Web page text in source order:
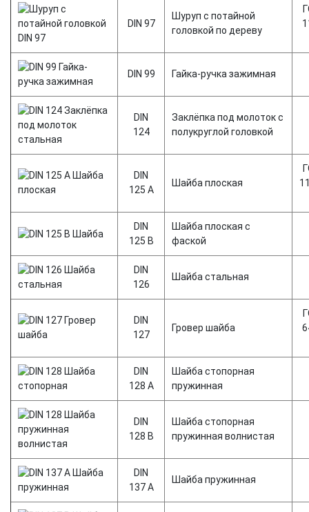
DIN 97
Шуруп с потайной
головкой по дереву
DIN 99 Гайка-ручка зажимная
DIN
124
Заклёпка под молоток с
полукруглой головкой
DIN
125 А
Шайба плоская
DIN
125 В
Шайба плоская с
фаской
DIN
126
Шайба стальная
DIN
127
Гровер шайба
DIN
128 А
Шайба стопорная
пружинная
DIN
128 В
Шайба стопорная
пружинная волнистая
DIN
137 А
Шайба пружинная